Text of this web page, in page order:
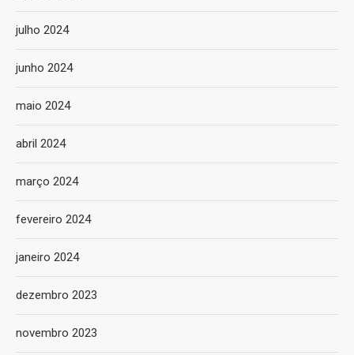
julho 2024
junho 2024
maio 2024
abril 2024
março 2024
fevereiro 2024
janeiro 2024
dezembro 2023
novembro 2023